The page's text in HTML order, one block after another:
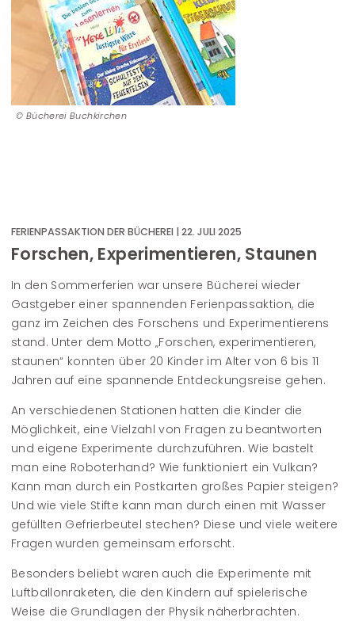
Bücherei Buchkirchen
FERIENPASSAKTION DER BÜCHEREI | 22. JULI 2025
Forschen, Experimentieren, Staunen
In den Sommerferien war unsere Bücherei wieder
Gastgeber einer spannenden Ferienpassaktion, die
ganz im Zeichen des Forschens und Experimentierens
stand. Unter dem Motto „Forschen, experimentieren,
staunen“ konnten über 20 Kinder im Alter von 6 bis 11
Jahren auf eine spannende Entdeckungsreise gehen.
An verschiedenen Stationen hatten die Kinder die
Möglichkeit, eine Vielzahl von Fragen zu beantworten
und eigene Experimente durchzuführen. Wie bastelt
man eine Roboterhand? Wie funktioniert ein Vulkan?
Kann man durch ein Postkarten großes Papier steigen?
Und wie viele Stifte kann man durch einen mit Wasser
gefüllten Gefrierbeutel stechen? Diese und viele weitere
Fragen wurden gemeinsam erforscht.
Besonders beliebt waren auch die Experimente mit
Luftballonraketen, die den Kindern auf spielerische
Weise die Grundlagen der Physik näherbrachten.